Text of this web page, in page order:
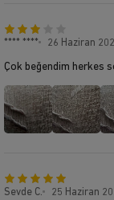
**** **** 26 Haziran
Çok beğendim herkes
Sevde C. 25 Haziran